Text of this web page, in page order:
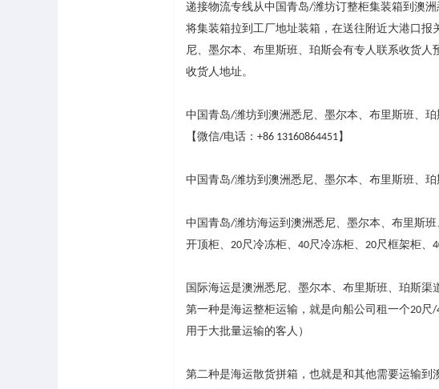
递接物流专线从中国青岛/潍坊订整柜集装箱到澳
将集装箱拉到工厂地址装箱，在送往附近大港口
尼、墨尔本、布里斯班、珀斯会有专人联系收货
收货人地址。
中国青岛/潍坊到澳洲悉尼、墨尔本、布里斯班、
【微信/电话： +86 13160864451】
中国青岛/潍坊到澳洲悉尼、墨尔本、布里斯班、珀
中国青岛/潍坊海运到澳洲悉尼、墨尔本、布里斯班
开顶柜、 20尺冷冻柜、 40尺冷冻柜、 20尺框架柜、
国际海运是澳洲悉尼、墨尔本、布里斯班、珀斯渠
第一种是海运整柜运输，就是向船公司租一个20尺/
用于大批量运输的客人）
第二种是海运散货拼箱，也就是和其他需要运输